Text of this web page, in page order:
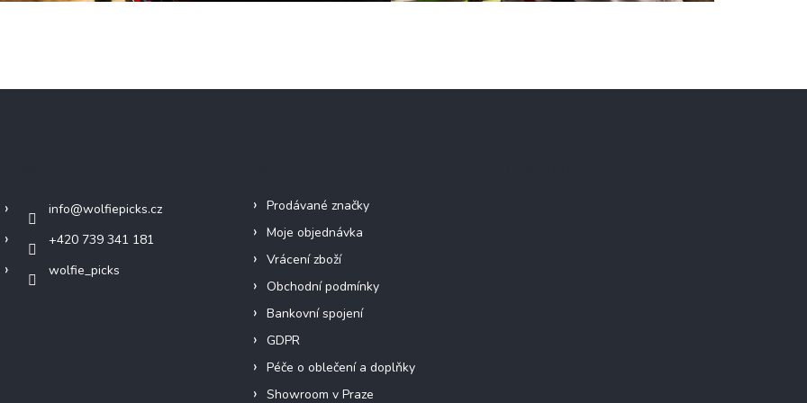
info@wolfiepicks.cz
+420 739 341 181
wolfie_picks
Prodávané značky
Moje objednávka
Vrácení zboží
Obchodní podmínky
Bankovní spojení
GDPR
Péče o oblečení a doplňky
Showroom v Praze